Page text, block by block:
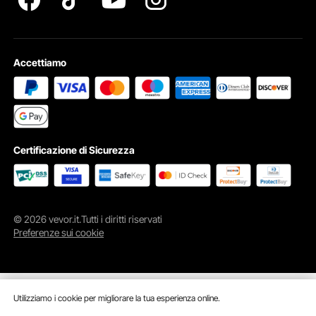
movimento illimitato delle braccia per la massima
Accettiamo
Certificazione di Sicurezza
© 2026 vevor.it.Tutti i diritti riservati
Preferenze sui cookie
Utilizziamo i cookie per migliorare la tua esperienza online.